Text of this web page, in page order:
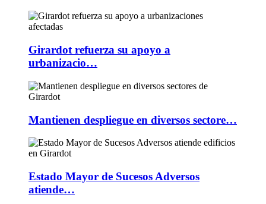
Girardot refuerza su apoyo a
urbanizacio…
Mantienen despliegue en diversos sectore…
Estado Mayor de Sucesos Adversos
atiende…